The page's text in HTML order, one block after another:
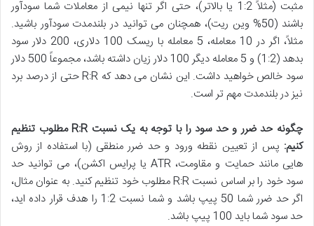
مثبت (مثلاً 1:2 یا بالاتر)، حتی اگر تنها نیمی از معاملات شما سودآور
باشند (50% وین ریت)، همچنان می توانید در بلندمدت سودآور باشید.
مثلاً، اگر در 10 معامله، 5 معامله با ریسک 100 دلاری، 200 دلار سود
بدهد (1:2) و 5 معامله دیگر 100 دلار زیان داشته باشد، مجموعاً 500 دلار
سود خالص خواهید داشت. این نشان می دهد که R:R حتی از درصد برد
نیز در بلندمدت مهم تر است.
چگونه حد ضرر و حد سود را با توجه به یک نسبت R:R مطلوب تنظیم
کنیم: پس از تعیین نقطه ورود و حد ضرر منطقی (با استفاده از روش
هایی مانند حمایت و مقاومت، ATR یا پرایس اکشن)، می توانید حد
سود خود را بر اساس نسبت R:R مطلوب خود تنظیم کنید. به عنوان مثال،
اگر حد ضرر شما 50 پیپ باشد و شما نسبت 1:2 را هدف قرار داده اید،
حد سود شما باید 100 پیپ باشد.